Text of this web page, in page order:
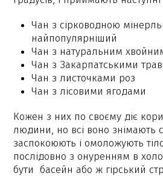
Чан з сірководною
найпопулярніший
Чан з натуральним
Чан з Закарпатськими
Чан з листочками роз
Чан з лісовими ягодами
Кожен з них по своєму діє
людини, но всі воно знімають
заспокоюють і омоложують
послідовно з онуренням в
бути басейн або ж гірський